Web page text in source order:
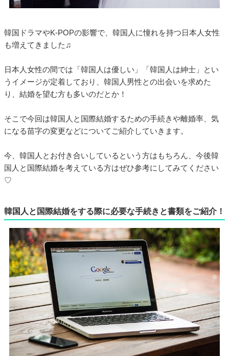
韓国ドラマやK-POPの影響で、韓国人に憧れを持つ日本人女性
も増えてきました♫
日本人女性の間では「韓国人は優しい」「韓国人は紳士」とい
うイメージが定着しており、韓国人男性との出会いを求めた
り、結婚を望む方も多いのだとか！
そこで今回は韓国人と国際結婚するための手続きや離婚率、気
になる苗字の変更などについてご紹介していきます。
今、韓国人とお付き合いしているという方はもちろん、今後韓
国人と国際結婚を考えている方はぜひ参考にしてみてください
♡
韓国人と国際結婚をする際に必要な手続きと書類をご紹介！